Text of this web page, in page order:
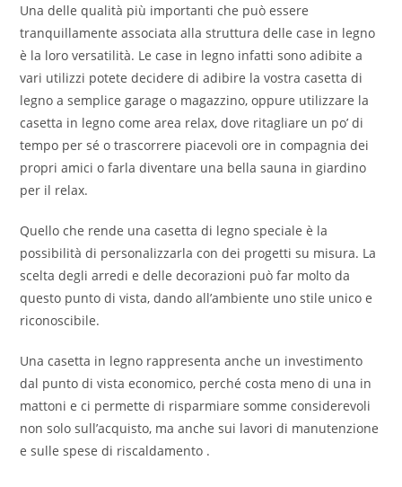
Una delle qualità più importanti che può essere
tranquillamente associata alla struttura delle case in legno
è la loro versatilità. Le case in legno infatti sono adibite a
vari utilizzi potete decidere di adibire la vostra casetta di
legno a semplice garage o magazzino, oppure utilizzare la
casetta in legno come area relax, dove ritagliare un po’ di
tempo per sé o trascorrere piacevoli ore in compagnia dei
propri amici o farla diventare una bella sauna in giardino
per il relax.
Quello che rende una casetta di legno speciale è la
possibilità di personalizzarla con dei progetti su misura. La
scelta degli arredi e delle decorazioni può far molto da
questo punto di vista, dando all’ambiente uno stile unico e
riconoscibile.
Una casetta in legno rappresenta anche un investimento
dal punto di vista economico, perché costa meno di una in
mattoni e ci permette di risparmiare somme considerevoli
non solo sull’acquisto, ma anche sui lavori di manutenzione
e sulle spese di riscaldamento .